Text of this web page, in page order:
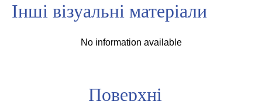
Інші візуальні матеріали
No information available
Поверхні